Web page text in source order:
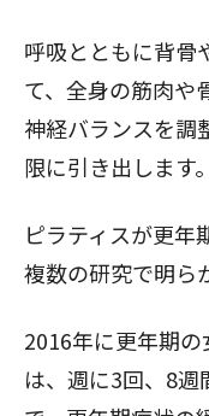
呼吸とともに背骨
て、全身の筋肉や
神経バランスを調
限に引き出します。
ピラティスが更年
複数の研究で明ら
2016年に更年期
は、週に3回、8週